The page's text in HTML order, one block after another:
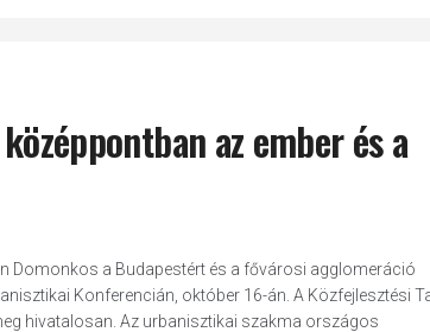
az ember és a
Domonkos a Budapestért és a fővárosi agglomeráció
Konferencián, október 16-án. A Közfejlesztési
hivatalosan. Az urbanisztikai szakma országos